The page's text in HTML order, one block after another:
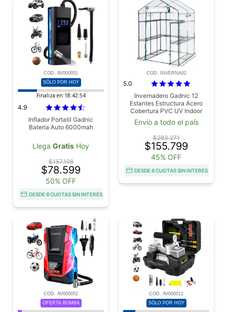
COD. AV000051
SÓLO POR HOY
Finaliza en:18:42:53
4.9
Inflador Portatil Gadnic
Bateria Auto 6000mah
Llega Gratis Hoy
$157.198
$78.599
50% OFF
DESDE 6 CUOTAS SIN INTERÉS
COD. INVERNA02
5.0
Invernadero Gadnic 12
Estantes Estructura Acero
Cobertura PVC UV Indoor
Outdoor Puerta Enrollable
215x143x195cm Cultivo
Envío a todo el país
$283.271
$155.799
45% OFF
DESDE 6 CUOTAS SIN INTERÉS
COD. AV000052
OFERTA BOMBA
COD. AV000012
SÓLO POR HOY